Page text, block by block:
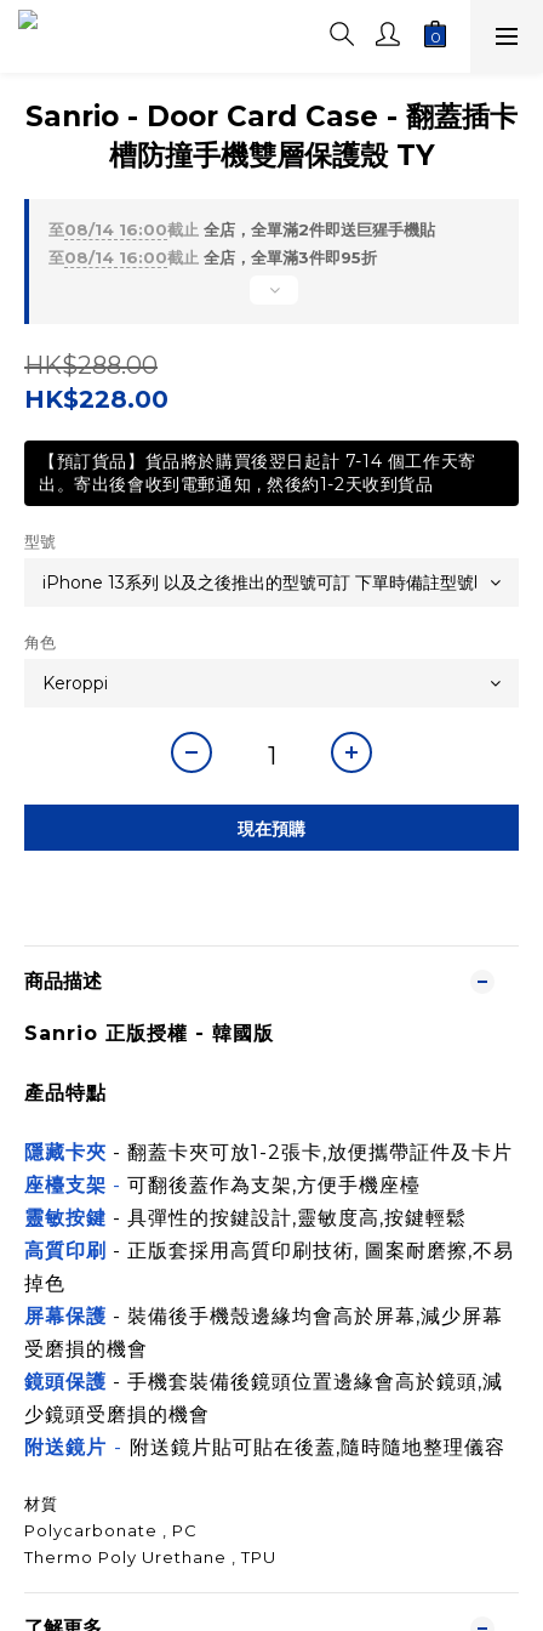
Sanrio - Door Card Case - 翻蓋插卡
槽防撞手機雙層保護殼 TY
至08/14 16:00截止 全店，全單滿2件即送巨猩手機貼
至08/14 16:00截止 全店，全單滿3件即95折
HK$288.00
HK$228.00
【預訂貨品】貨品將於購買後翌日起計 7-14 個工作天寄
出。寄出後會收到電郵通知 , 然後約1-2天收到貨品
型號
角色
現在預購
商品描述
Sanrio 正版授權 - 韓國版
產品特點
隱藏卡夾 - 翻蓋卡夾可放1-2張卡,放便攜帶証件及卡片
座檯支架 - 可翻後蓋作為支架,方便手機座檯
靈敏按鍵 - 具彈性的按鍵設計,靈敏度高,按鍵輕鬆
高質印刷 - 正版套採用高質印刷技術, 圖案耐磨擦,不易
掉色
屏幕保護 - 裝備後手機殼邊緣均會高於屏幕,減少屏幕
受磨損的機會
鏡頭保護 - 手機套裝備後鏡頭位置邊緣會高於鏡頭,減
少鏡頭受磨損的機會
附送鏡片 - 附送鏡片貼可貼在後蓋,隨時隨地整理儀容
材質
Polycarbonate , PC
Thermo Poly Urethane , TPU